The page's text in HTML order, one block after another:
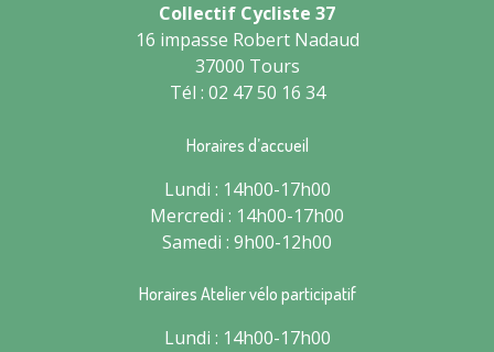
Collectif Cycliste 37
16 impasse Robert Nadaud
37000 Tours
Tél : 02 47 50 16 34
Horaires d’accueil
Lundi : 14h00-17h00
Mercredi : 14h00-17h00
Samedi : 9h00-12h00
Horaires Atelier vélo participatif
Lundi : 14h00-17h00